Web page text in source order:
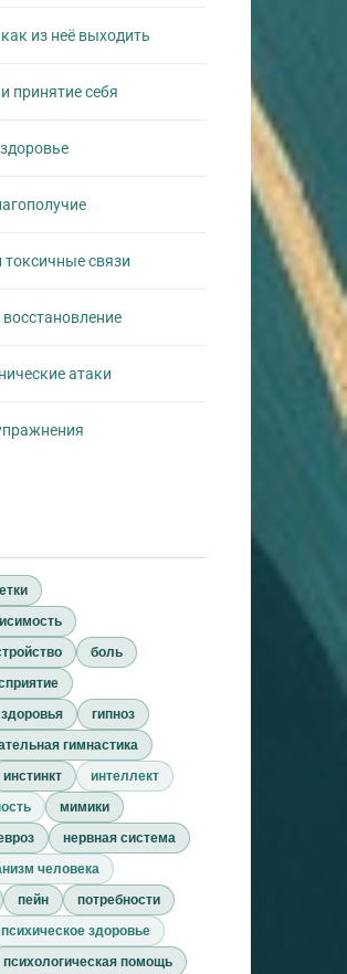
из неё выходить
принятие себя
связи
атаки
боль
гипноз
гимнастика
инстинкт
интеллект
мимики
нервная система
человека
пейн
потребности
психическое здоровье
психологическая помощь